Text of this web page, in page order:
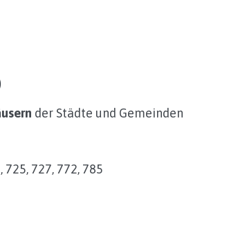
der Städte und Gemeinden
725, 727, 772, 785